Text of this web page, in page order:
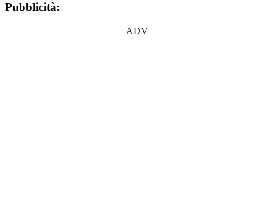
Pubblicità:
ADV